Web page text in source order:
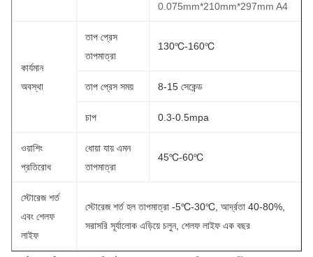
0.075mm*210mm*297mm A4
কার্যমান
অবস্থা
তাপ প্রেস
তাপমাত্রা
130℃-160℃
তাপ প্রেস সময় 8-15 সেকেন্ড
চাপ 0.3-0.5mpa
ওয়াশিং
প্রতিরোধ
ধোয়া যায় এমন
তাপমাত্রা
45℃-60℃
স্টোরেজ শর্ত
এবং শেলফ
লাইফ
স্টোরেজ শর্ত হল তাপমাত্রা -5℃-30℃, আর্দ্রতা 40-80%,
সরাসরি সূর্যালোক এড়িয়ে চলুন, শেলফ লাইফ এক বছর